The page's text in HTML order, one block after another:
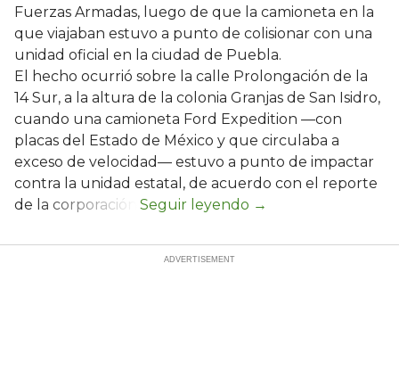
Fuerzas Armadas, luego de que la camioneta en la
que viajaban estuvo a punto de colisionar con una
unidad oficial en la ciudad de Puebla.
El hecho ocurrió sobre la calle Prolongación de la
14 Sur, a la altura de la colonia Granjas de San Isidro,
cuando una camioneta Ford Expedition —con
placas del Estado de México y que circulaba a
exceso de velocidad— estuvo a punto de impactar
contra la unidad estatal, de acuerdo con el reporte
de la corporación.